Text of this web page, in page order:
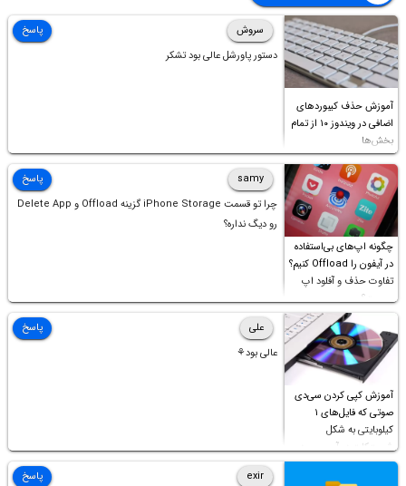
آموزش حذف کیبوردهای
اضافی در ویندوز ۱۰ از تمام
بخش‌ها
سروش
دستور پاورشل عالی بود تشکر
پاسخ
چگونه اپ‌های بی‌استفاده
در آیفون را Offload کنیم؟
تفاوت حذف و آفلود اپ
چیست؟
samy
چرا تو قسمت iPhone Storage گزینه Offload و Delete App
رو دیگ نداره؟
پاسخ
آموزش کپی کردن سی‌دی
صوتی که فایل‌های ۱
کیلوبایتی به شکل
شورت‌کات در آن موجود
است!
علی
عالی بود⚘
پاسخ
exir
پاسخ